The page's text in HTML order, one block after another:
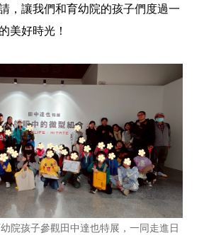
，讓我們和育幼院的孩子們度過一
美好時光！
院孩子參觀田中達也特展，一同走進日